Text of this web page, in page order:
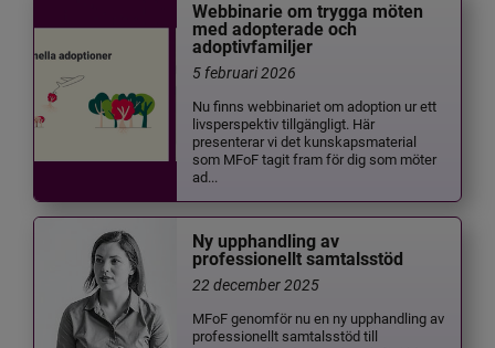
Webbinarie om trygga möten
med adopterade och
adoptivfamiljer
5 februari 2026
Nu finns webbinariet om adoption ur ett
livsperspektiv tillgängligt. Här
presenterar vi det kunskapsmaterial
som MFoF tagit fram för dig som möter
ad...
Ny upphandling av
professionellt samtalsstöd
22 december 2025
MFoF genomför nu en ny upphandling av
professionellt samtalsstöd till